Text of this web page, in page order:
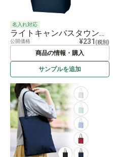
名入れ対応
ライトキャンバスタウントート（S）
公開価格 ¥231 (税別)
商品の情報・購入
サンプルを追加